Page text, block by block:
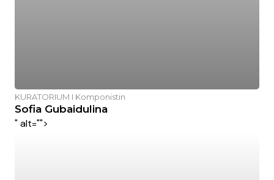
KURATORIUM I Komponistin
Sofia Gubaidulina
" alt="">